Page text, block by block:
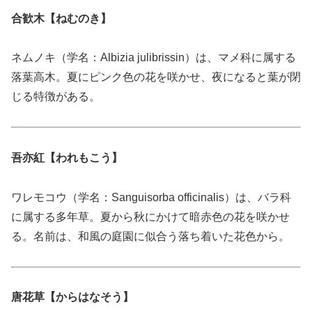
合歓木【ねむのき】
ネムノキ（学名：Albizia julibrissin）は、マメ科に属する
落葉高木。夏にピンク色の花を咲かせ、夜になると葉が閉
じる特徴がある。
吾亦紅【われもこう】
ワレモコウ（学名：Sanguisorba officinalis）は、バラ科
に属する多年草。夏から秋にかけて暗赤色の花を咲かせ
る。名前は、和風の庭園に似合う落ち着いた花色から。
唐花草【からはなそう】